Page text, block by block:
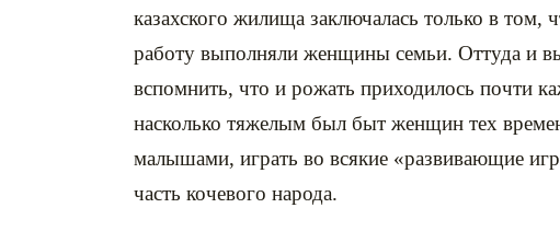
казахского жилища заключалась только в
работу выполняли женщины семьи. Оттуда и
вспомнить, что и рожать приходилось почти
насколько тяжелым был быт женщин тех
малышами, играть во всякие «развивающие
часть кочевого народа.